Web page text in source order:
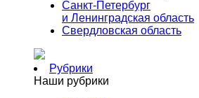
Санкт-Петербург
и Ленинградская область
Свердловская область
Рубрики
Наши рубрики